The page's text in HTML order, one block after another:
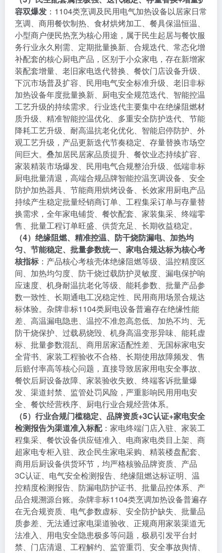
容双爆发 ：1104类烹调及民用电气加热设备以居家日常
烹调、商用餐饮制热、食材烘烤加工、餐具保温恒温、
小型商户便民热烹为核心用途，属于民生起居与餐饮服
务行业永久刚需、定期批量换新、合规迭代、常态化增
补配套的核心厨电产品，区别于小众家电，存在新增家
装配套增量、老旧家电迭代替换、餐饮门店设备升级、
下沉市场普及扩容、民用电气安全标准升级、老旧非标
加热设备年度批量换新、厨电安全规范迭代、智能控温
工艺升级的持续需求。行业迭代主要集中在绝缘阻燃材
质升级、精准智能控温优化、多重安全防护迭代、节能
降耗工艺升级、耐高温抗老化优化、智能启停防护、外
观工艺升级，产品更新迭代节奏稳定、存量替换市场空
间巨大。叠加居民居家品质提升、餐饮业态持续扩容、
家装精装市场爆发、民用电气合规整治升级、低端非标
厨电批量清退，高端合规品牌智能控温烹调设备、安全
防护加热器具、节能商用烘烤设备、长效家用厨电产品
持续产生稳定批量经销商订单、工程集采订单与存量替
换需求，全年家电铺货、餐饮配套、家装集采、终端零
售、批量工程订单旺盛、供货充足、长期收益稳定。
（4）绝缘阻燃、精准控温、防干烧防漏电、加热均
匀、节能稳定、批量参数统一、家电合规达标为核心考
核指标 ：产品核心考核壳体绝缘阻燃等级、温控精度区
间、加热均匀度、防干烧过载防护灵敏度、漏电保护响
应速度、机身耐温抗老化等级、能耗参数、批量产品参
数一致性、长期通电工况稳定性、民用商用场景合规达
标体验。杂牌非标1104类厨电设备普遍存在绝缘性能
差、高温漏电隐患、温控不准忽高忽低、加热不均、无
防干烧保护、过载易烧毁、机身高温变形异味、能耗虚
标、批量参数混乱、商用居家适配性差、无国标家电安
全背书、家装工程验收不合格、长期使用故障频发、售
后赔付率高等核心问题，直接导致居家用电安全事故、
餐饮后厨设备故障、家装验收失败、终端客诉批量爆
发、渠道封禁、监管处罚风险，严重影响民用用电安
全、餐饮经营秩序、厨电行业合规经营体系。
（5）行业合规门槛稳定、品牌资质+3C认证+家电安全
检测报告为渠道准入标配：家电终端门店入驻、家装工
程集采、餐饮设备供应链准入、电商家电类目上架、商
超家电专柜入驻、政企民生家电采购、精装楼盘配套、
商用后厨设备供货环节，均严格核验品牌资质、产品
3C认证、电气安全检测报告、绝缘阻燃达标证明、温
控精度检测报告、防漏电防护证书、批量品控体系、产
品合规溯源台账。杂牌非标1104类烹调加热设备普遍存
在无合规资质、电气参数虚标、安全防护缺失、批量品
质参差、无法通过家电渠道验收、正规商用家装渠道无
法准入、用电安全隐患极多等问题，极易引发平台封
禁、门店清退、工程解约、监管重罚、安全事故舆情、